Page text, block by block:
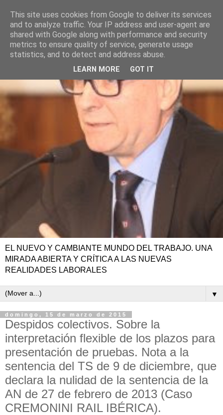
EL NUEVO Y CAMBIANTE MUNDO DEL TRABAJO. UNA
MIRADA ABIERTA Y CRÍTICA A LAS NUEVAS
REALIDADES LABORALES
▼
domingo, 15 de marzo de 2015
Despidos colectivos. Sobre la
interpretación flexible de los plazos para
presentación de pruebas. Nota a la
sentencia del TS de 9 de diciembre, que
declara la nulidad de la sentencia de la
AN de 27 de febrero de 2013 (Caso
CREMONINI RAIL IBÉRICA).
This site uses cookies from Google to deliver its services
and to analyze traffic. Your IP address and user-agent are
shared with Google along with performance and security
metrics to ensure quality of service, generate usage
statistics, and to detect and address abuse.
LEARN MORE GOT IT